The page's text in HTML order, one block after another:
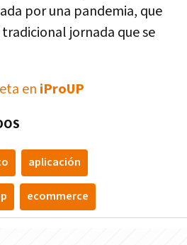
por una pandemia, que
jornada que se
en iProUP
aplicación
ecommerce